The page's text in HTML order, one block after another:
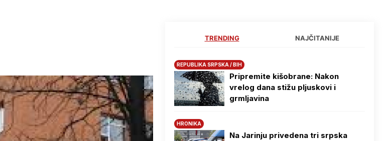
TRENDING NAJČITANIJE
REPUBLIKA SRPSKA / BIH
Pripremite kišobrane: Nakon
vrelog dana stižu pljuskovi i
grmljavina
HRONIKA
Na Јarinju privedena tri srpska